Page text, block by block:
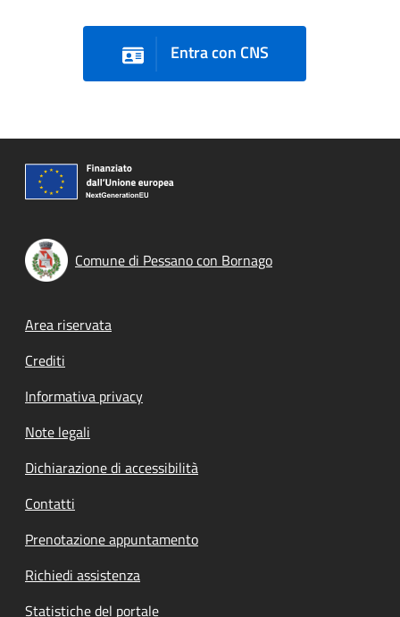
Entra con CNS
Comune di Pessano con Bornago
Footer menu
Area riservata
Crediti
Informativa privacy
Note legali
Dichiarazione di accessibilità
Contatti
Prenotazione appuntamento
Richiedi assistenza
Statistiche del portale